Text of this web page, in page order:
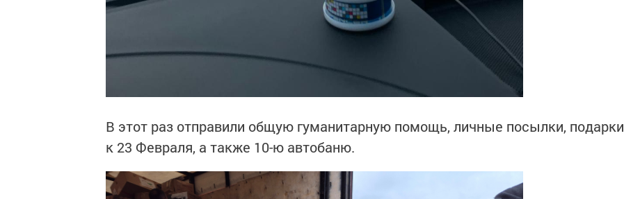
В этот раз отправили общую гуманитарную помощь, личные посылки, подарки
к 23 Февраля, а также 10-ю автобаню.